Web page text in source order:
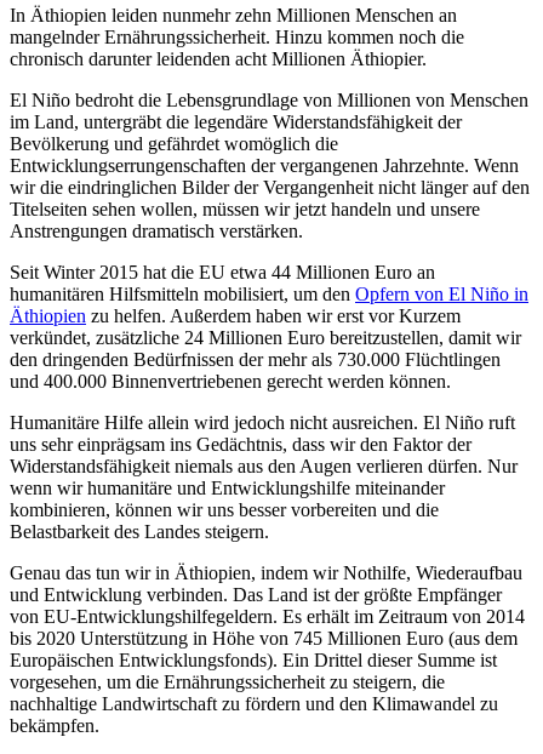
In Äthiopien leiden nunmehr zehn Millionen Menschen an
mangelnder Ernährungssicherheit. Hinzu kommen noch die
chronisch darunter leidenden acht Millionen Äthiopier.
El Niño bedroht die Lebensgrundlage von Millionen von Menschen
im Land, untergräbt die legendäre Widerstandsfähigkeit der
Bevölkerung und gefährdet womöglich die
Entwicklungserrungenschaften der vergangenen Jahrzehnte. Wenn
wir die eindringlichen Bilder der Vergangenheit nicht länger auf den
Titelseiten sehen wollen, müssen wir jetzt handeln und unsere
Anstrengungen dramatisch verstärken.
Seit Winter 2015 hat die EU etwa 44 Millionen Euro an
humanitären Hilfsmitteln mobilisiert, um den Opfern von El Niño in
Äthiopien zu helfen. Außerdem haben wir erst vor Kurzem
verkündet, zusätzliche 24 Millionen Euro bereitzustellen, damit wir
den dringenden Bedürfnissen der mehr als 730.000 Flüchtlingen
und 400.000 Binnenvertriebenen gerecht werden können.
Humanitäre Hilfe allein wird jedoch nicht ausreichen. El Niño ruft
uns sehr einprägsam ins Gedächtnis, dass wir den Faktor der
Widerstandsfähigkeit niemals aus den Augen verlieren dürfen. Nur
wenn wir humanitäre und Entwicklungshilfe miteinander
kombinieren, können wir uns besser vorbereiten und die
Belastbarkeit des Landes steigern.
Genau das tun wir in Äthiopien, indem wir Nothilfe, Wiederaufbau
und Entwicklung verbinden. Das Land ist der größte Empfänger
von EU-Entwicklungshilfegeldern. Es erhält im Zeitraum von 2014
bis 2020 Unterstützung in Höhe von 745 Millionen Euro (aus dem
Europäischen Entwicklungsfonds). Ein Drittel dieser Summe ist
vorgesehen, um die Ernährungssicherheit zu steigern, die
nachhaltige Landwirtschaft zu fördern und den Klimawandel zu
bekämpfen.